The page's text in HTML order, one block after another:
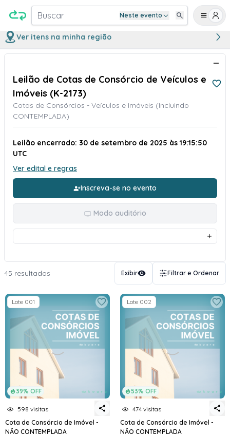
Buscar Neste evento
Ver itens na minha região
Leilão de Cotas de Consórcio de Veículos e
Imóveis (K-2173)
Cotas de Consórcios - Veículos e Imóveis (Incluindo
CONTEMPLADA)
Leilão encerrado: 30 de setembro de 2025 às 19:15:50
UTC
Ver edital e regras
Inscreva-se no evento
Modo auditório
45 resultados Exibir Filtrar e Ordenar
39% OFF
Lote 001
598 visitas
Cota de Consórcio de Imóvel -
NÃO CONTEMPLADA
53% OFF
Lote 002
474 visitas
Cota de Consórcio de Imóvel -
NÃO CONTEMPLADA